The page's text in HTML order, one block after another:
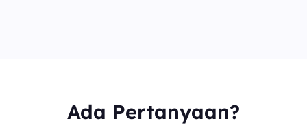
Ada Pertanyaan?